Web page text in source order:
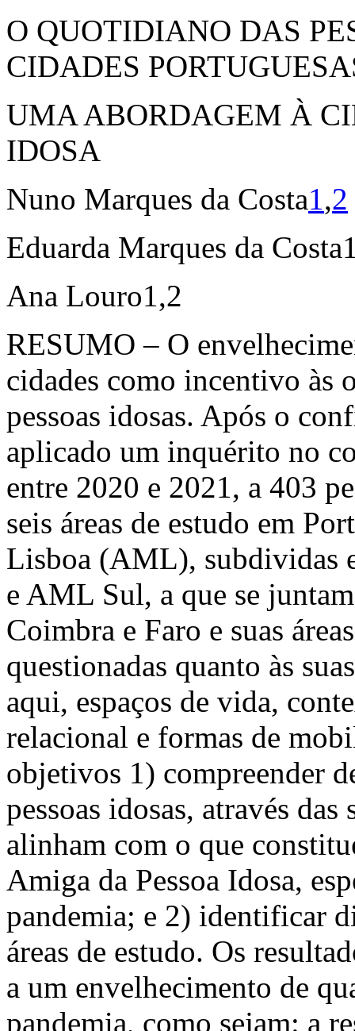
O QUOTIDIANO DAS
CIDADES
UMA ABORDAGEM À
IDOSA
Nuno Marques da Costa1,2
Eduarda Marques da Costa
Ana Louro1,2
RESUMO – O
cidades como incentivo às
pessoas idosas. Após o
aplicado um inquérito no
entre 2020 e 2021, a 403
seis áreas de estudo em
Lisboa (AML), subdividas
e AML Sul, a que se
Coimbra e Faro e suas
questionadas quanto às
aqui, espaços de vida,
relacional e formas de
objetivos 1) compreender
pessoas idosas, através
alinham com o que
Amiga da Pessoa Idosa,
pandemia; e 2) identificar
áreas de estudo. Os
a um envelhecimento de
pandemia, como sejam: a